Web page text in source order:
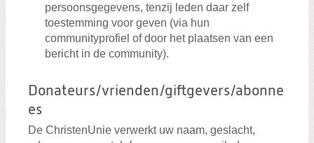
persoonsgegevens, tenzij leden daar zelf
toestemming voor geven (via hun
communityprofiel of door het plaatsen van een
bericht in de community).
Donateurs/vrienden/giftgevers/abonne
es
De ChristenUnie verwerkt uw naam, geslacht,